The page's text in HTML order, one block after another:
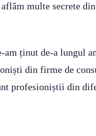
aflăm multe secrete
ținut de-a lungul
din firme de
profesioniștii din